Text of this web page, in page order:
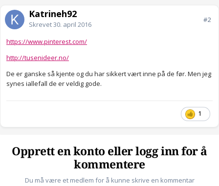
Katrineh92
Skrevet30. april 2016
#2
https://www.pinterest.com/
http://tusenideer.no/
De er ganske så kjente og du har sikkert vært inne på de før. Men jeg
synes iallefall de er veldig gode.
1
Opprett en konto eller logg inn for å
kommentere
Du må være et medlem for å kunne skrive en kommentar